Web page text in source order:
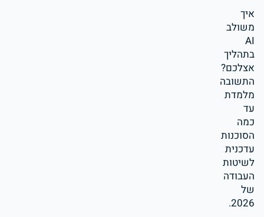
איך
משולב
AI
בתהליך
אצלכם?
התשובה
מלמדת
עד
כמה
הסוכנות
עדכנית
לשיטות
העבודה
של
2026.